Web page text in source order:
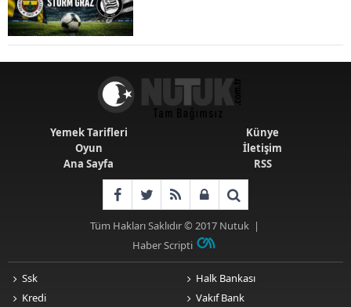
Emekli Maaşlarında Temmuz Hesabı:
Zam Oranı ve Taban Aylık İçin Yeni
Senaryolar
Yemek Tarifleri
Oyun
Ana Sayfa
Künye
İletişim
RSS
Tüm Hakları Saklıdır © 2017 Nutuk|
Haber Scripti
Ssk
Kredi
Halk Bankası
Vakıf Bank